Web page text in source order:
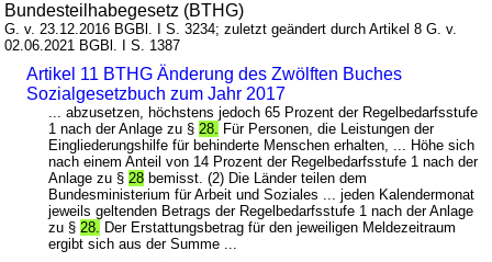
Bundesteilhabegesetz (BTHG)
G. v. 23.12.2016 BGBl. I S. 3234; zuletzt geändert durch Artikel 8 G. v.
02.06.2021 BGBl. I S. 1387
Artikel 11 BTHG Änderung des Zwölften Buches
Sozialgesetzbuch zum Jahr 2017
... abzusetzen, höchstens jedoch 65 Prozent der Regelbedarfsstufe
1 nach der Anlage zu §28. Für Personen, die Leistungen der
Eingliederungshilfe für behinderte Menschen erhalten, ... Höhe sich
nach einem Anteil von 14 Prozent der Regelbedarfsstufe 1 nach der
Anlage zu §28 bemisst. (2) Die Länder teilen dem
Bundesministerium für Arbeit und Soziales ... jeden Kalendermonat
jeweils geltenden Betrags der Regelbedarfsstufe 1 nach der Anlage
zu §28. Der Erstattungsbetrag für den jeweiligen Meldezeitraum
ergibt sich aus der Summe ...